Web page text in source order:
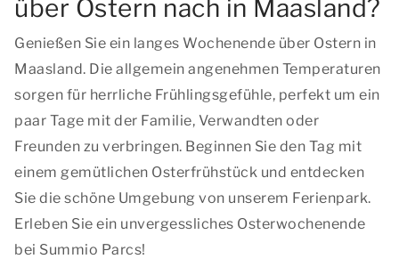
über Ostern nach in Maasland?
Genießen Sie ein langes Wochenende über Ostern in
Maasland. Die allgemein angenehmen Temperaturen
sorgen für herrliche Frühlingsgefühle, perfekt um ein
paar Tage mit der Familie, Verwandten oder
Freunden zu verbringen. Beginnen Sie den Tag mit
einem gemütlichen Osterfrühstück und entdecken
Sie die schöne Umgebung von unserem Ferienpark.
Erleben Sie ein unvergessliches Osterwochenende
bei Summio Parcs!